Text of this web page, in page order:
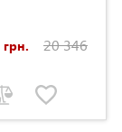
грн. 20 346